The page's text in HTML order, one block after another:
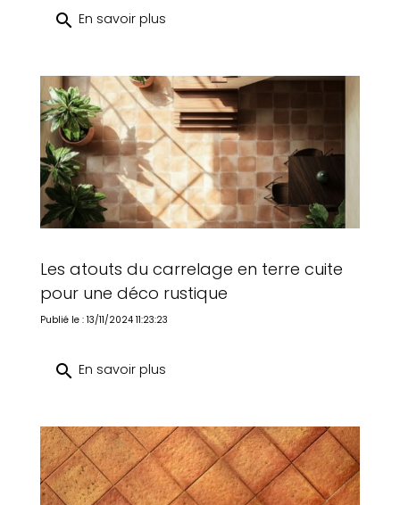
search En savoir plus
Les atouts du carrelage en terre cuite
pour une déco rustique
Publié le : 13/11/2024 11:23:23
search En savoir plus